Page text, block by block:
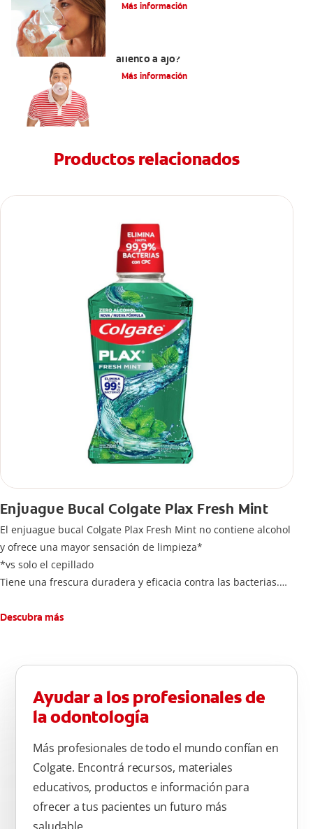
Más información
aliento a ajo?
Más información
Productos relacionados
Enjuague Bucal Colgate Plax Fresh Mint
El enjuague bucal Colgate Plax Fresh Mint no contiene alcohol
y ofrece una mayor sensación de limpieza*
*vs solo el cepillado
Tiene una frescura duradera y eficacia contra las bacterias.
**Ayuda a reducir hasta el 99,9% del total de bacterias
Descubra más
Ayudar a los profesionales de
la odontología
Más profesionales de todo el mundo confían en
Colgate. Encontrá recursos, materiales
educativos, productos e información para
ofrecer a tus pacientes un futuro más